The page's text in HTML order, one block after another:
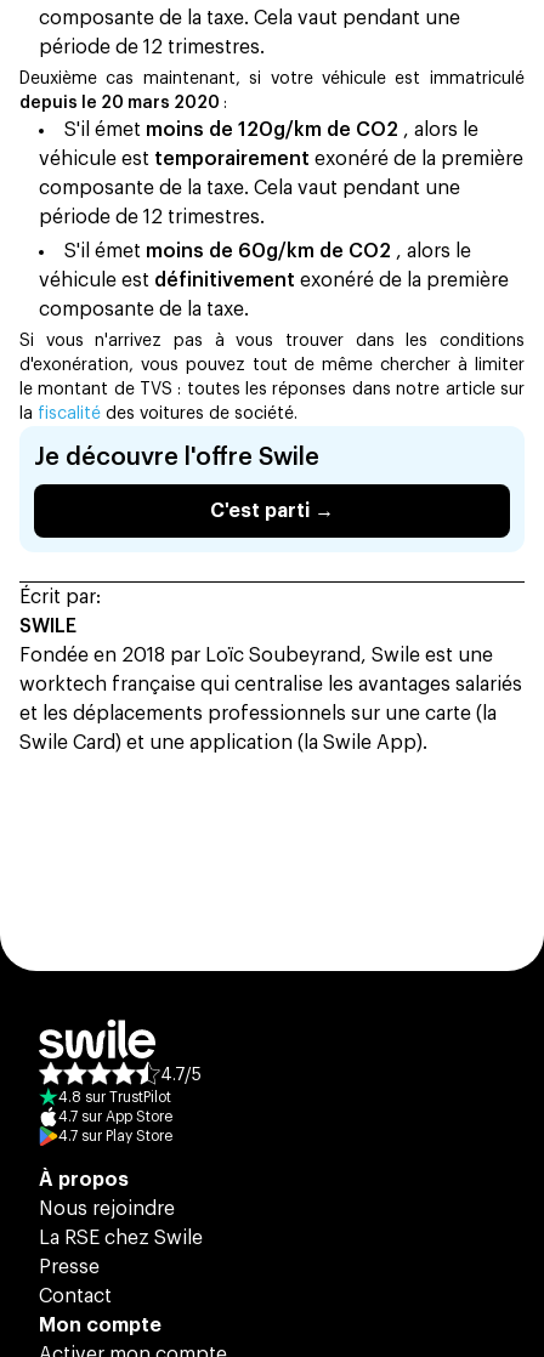
composante de la taxe. Cela vaut pendant une
période de 12 trimestres.
Deuxième cas maintenant, si votre véhicule est immatriculé
depuis le 20 mars 2020 :
S'il émet moins de 120g/km de CO2 , alors le
véhicule est temporairement exonéré de la première
composante de la taxe. Cela vaut pendant une
période de 12 trimestres.
S'il émet moins de 60g/km de CO2 , alors le
véhicule est définitivement exonéré de la première
composante de la taxe.
Si vous n'arrivez pas à vous trouver dans les conditions
d'exonération, vous pouvez tout de même chercher à limiter
le montant de TVS : toutes les réponses dans notre article sur
la fiscalité des voitures de société.
Je découvre l'offre Swile
C'est parti →
Écrit par:
SWILE
Fondée en 2018 par Loïc Soubeyrand, Swile est une
worktech française qui centralise les avantages salariés
et les déplacements professionnels sur une carte (la
Swile Card) et une application (la Swile App).
Note moyenne des avis :
4.7/5
4.8 sur TrustPilot
4.7 sur App Store
4.7 sur Play Store
À propos
Nous rejoindre
La RSE chez Swile
Presse
Contact
Mon compte